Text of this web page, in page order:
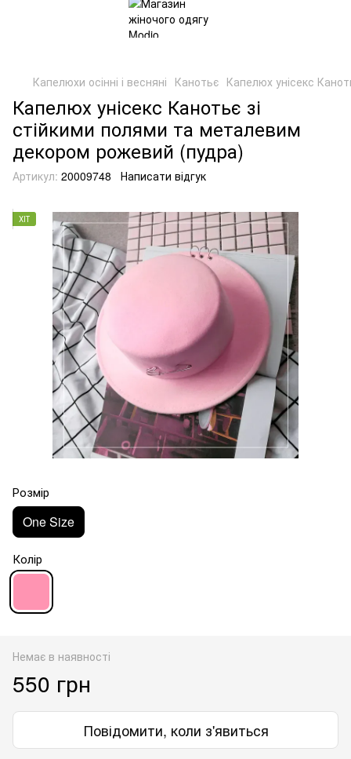
Капелюхи осінні і весняні Канотьє Капелюх унісекс
Капелюх унісекс Канотьє зі
стійкими полями та металевим
декором рожевий (пудра)
Артикул: 20009748 Написати відгук
ХІТ
Розмір
One Size
Колір
Немає в наявності
550 грн
Повідомити, коли з'явиться